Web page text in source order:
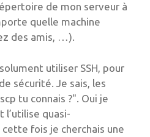
de mon serveur à
quelle machine
des amis, …).
utiliser SSH, pour
sécurité. Je sais, les
tu connais ?". Oui je
l’utilise quasi-
fois je cherchais une